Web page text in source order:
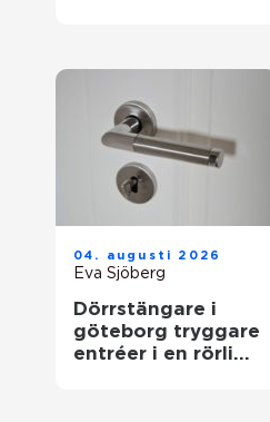
04. augusti 2026
Eva Sjöberg
Dörrstängare i
göteborg tryggare
entréer i en rörlig